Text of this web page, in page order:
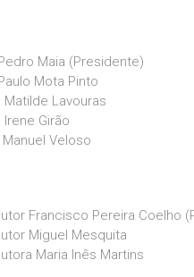
Maia (Presidente)
Mota Pinto
Lavouras
Girão
Veloso
Francisco Pereira Coelho
Miguel Mesquita
Maria Inês Martins